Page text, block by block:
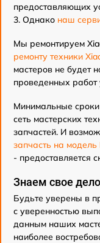
предоставляющих
3. Однако наш
Мы ремонтируем
ремонту техники
мастеров не будет
проведенных работ
Минимальные
сеть мастерских
запчастей. И
запчасть на модель
- предоставляется
Знаем свое дело
Будьте уверены в
с уверенностью
данным наших
наиболее